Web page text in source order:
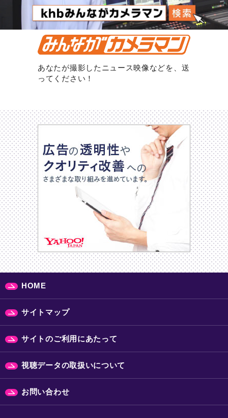
あなたが撮影したニュース映像などを、送
ってください！
HOME
サイトマップ
サイトのご利用にあたって
視聴データの取扱いについて
お問い合わせ